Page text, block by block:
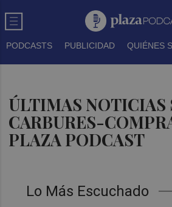
PODCASTS PUBLICIDAD QUIÉNES
ÚLTIMAS NOTICIAS
CARBURES-
PLAZA PODCAST
Lo Más Escuchado